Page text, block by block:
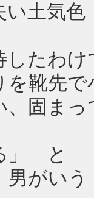
い土気色
したわ
を靴先
、固まっ
」 と
がいう